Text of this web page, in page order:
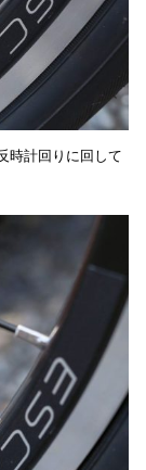
時計回りに回して